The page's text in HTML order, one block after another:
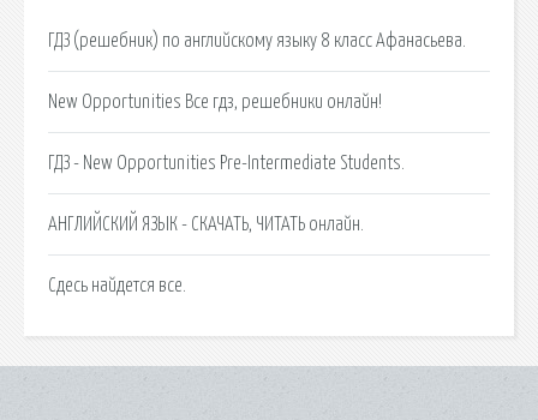
ГДЗ (решебник) по английскому языку 8 класс Афанасьева.
New Opportunities Все гдз, решебники онлайн!
ГДЗ - New Opportunities Pre-Intermediate Students.
АНГЛИЙСКИЙ ЯЗЫК - СКАЧАТЬ, ЧИТАТЬ онлайн.
Сдесь найдется все.